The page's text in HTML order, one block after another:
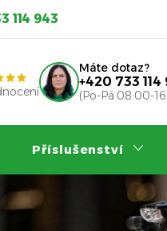
114 943
na invalidní vozík
Máte dotaz?
+420 733 114
(Po-Pá 08:00-
Příslušenství